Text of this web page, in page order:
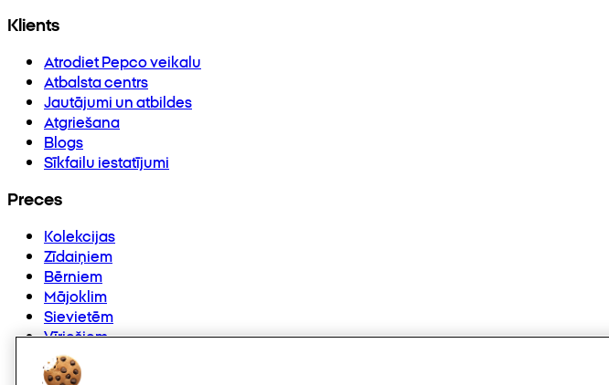
Klients
Atrodiet Pepco veikalu
Atbalsta centrs
Jautājumi un atbildes
Atgriešana
Blogs
Sīkfailu iestatījumi
Preces
Kolekcijas
Zīdaiņiem
Bērniem
Mājoklim
Sievietēm
Vīriešiem
Citi